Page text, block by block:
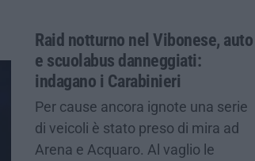
Raid notturno nel Vibonese, auto
e scuolabus danneggiati:
indagano i Carabinieri
Per cause ancora ignote una serie
di veicoli è stato preso di mira ad
Arena e Acquaro. Al vaglio le